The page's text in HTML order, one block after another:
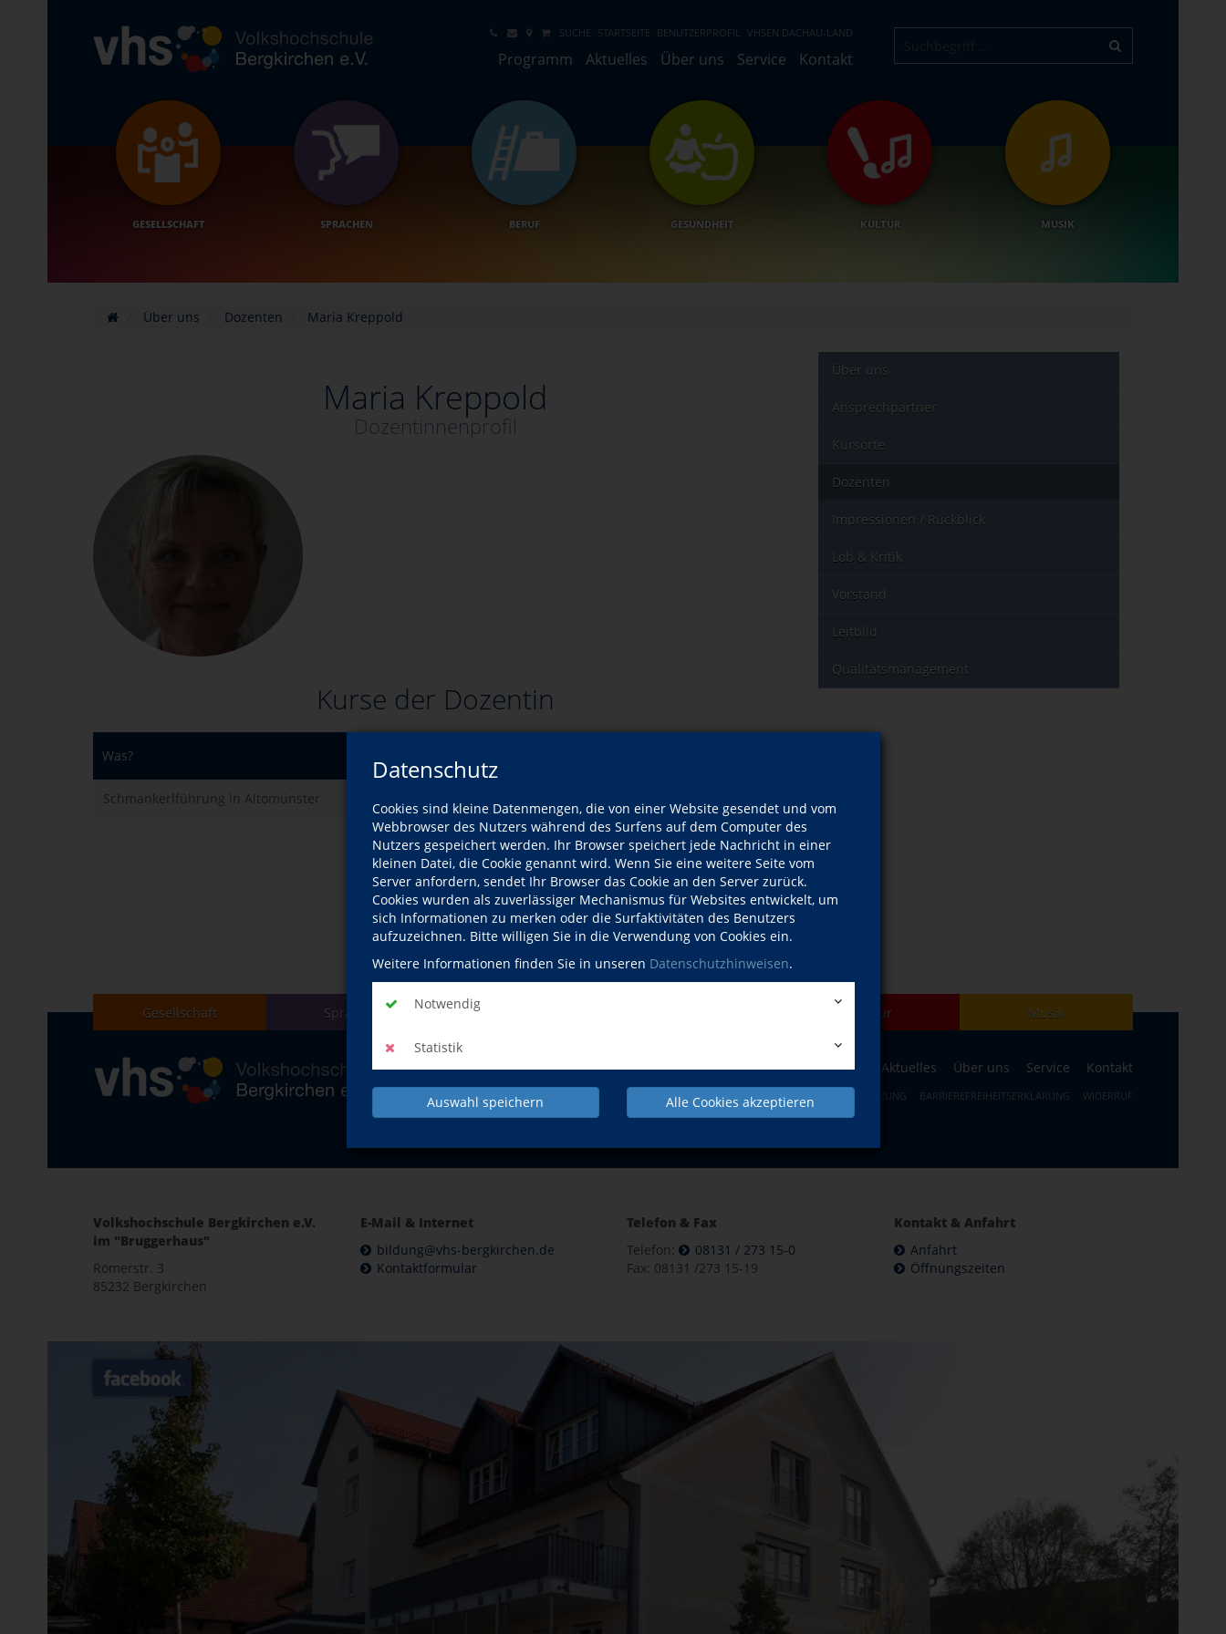
Datenschutz
Cookies sind kleine Datenmengen, die von einer Website gesendet und vom
Webbrowser des Nutzers während des Surfens auf dem Computer des
Nutzers gespeichert werden. Ihr Browser speichert jede Nachricht in einer
kleinen Datei, die Cookie genannt wird. Wenn Sie eine weitere Seite vom
Server anfordern, sendet Ihr Browser das Cookie an den Server zurück.
Cookies wurden als zuverlässiger Mechanismus für Websites entwickelt, um
sich Informationen zu merken oder die Surfaktivitäten des Benutzers
aufzuzeichnen. Bitte willigen Sie in die Verwendung von Cookies ein.
Weitere Informationen finden Sie in unseren Datenschutzhinweisen.
Notwendig
Statistik
Auswahl speichern Alle Cookies akzeptieren
SUCHE STARTSEITE BENUTZERPROFIL VHSEN DACHAU-LAND
Programm Aktuelles Über uns Service Kontakt
GESELLSCHAFT SPRACHEN BERUF GESUNDHEIT KULTUR MUSIK
Über uns Dozenten Maria Kreppold
Maria Kreppold
Dozentinnenprofil
Kurse der Dozentin
Was?
Schmankerlführung in Altomünster
Über uns
Ansprechpartner
Kursorte
Dozenten
Impressionen / Rückblick
Lob & Kritik
Vorstand
Leitbild
Qualitätsmanagement
NACH OBEN
Gesellschaft Sprachen Kultur Musik
Programm Aktuelles Über uns Service Kontakt
DATENSCHUTZERKLÄRUNG WIDERRUFSBELEHRUNG BARRIEREFREIHEITSERKLÄRUNG WIDERRUF
Volkshochschule Bergkirchen e.V.
im "Bruggerhaus"
Römerstr. 3
85232 Bergkirchen
E-Mail & Internet
bildung@vhs-bergkirchen.de
Kontaktformular
Telefon & Fax
Telefon:
08131 / 273 15-0
Fax: 08131 /273 15-19
Kontakt & Anfahrt
Anfahrt
Öffnungszeiten